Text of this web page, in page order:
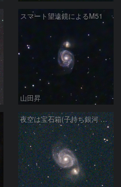
スマート望遠鏡によるM51
山田昇
夜空は宝石箱(子持ち銀河 M51) Seestar50